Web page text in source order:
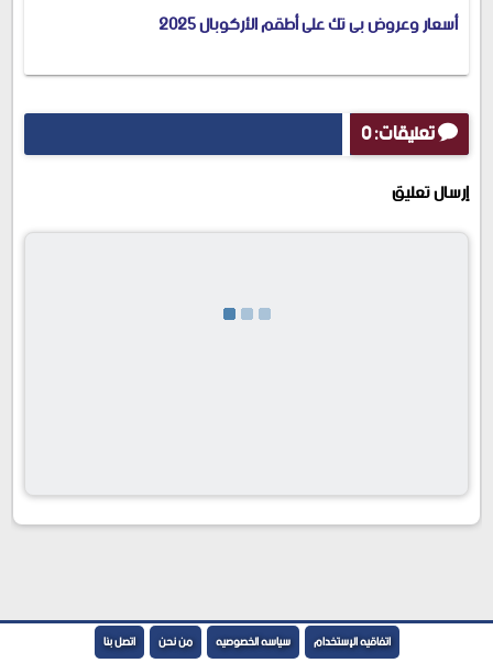
أسعار وعروض بى تك على أطقم الأركوبال 2025
تعليقات: 0
إرسال تعليق
اتفاقيه الإستخدام سياسه الخصوصيه من نحن اتصل بنا